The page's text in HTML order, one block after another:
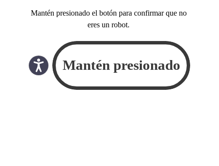
Mantén presionado el botón para confirmar que no
eres un robot.